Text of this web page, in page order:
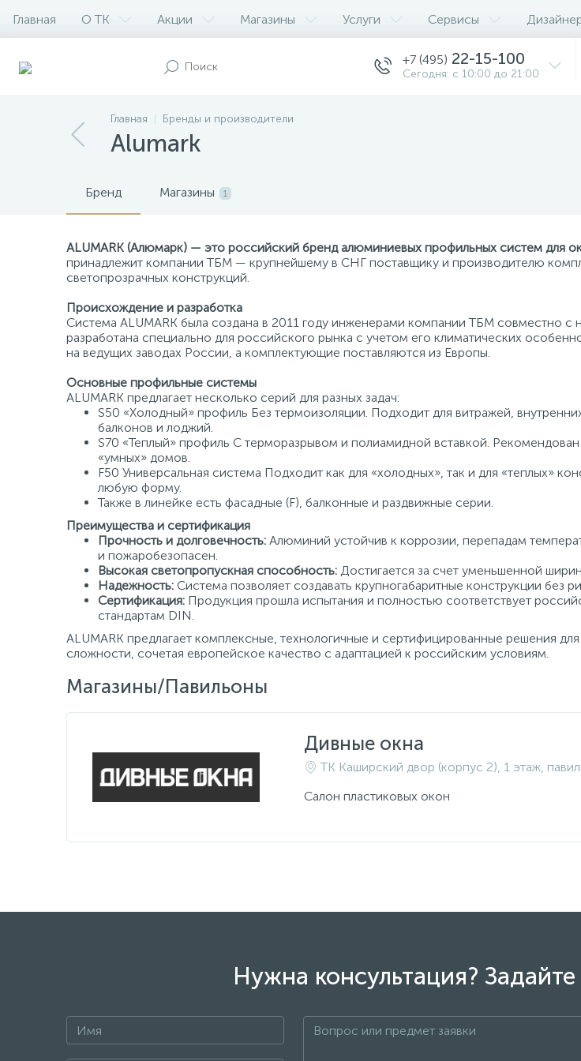
Главная О ТК Акции Магазины Услуги Сервисы
+7 (495) 22-15-100
Сегодня: с 10:00 до 21:00
Главная Бренды и производители
Alumark
Бренд Магазины 1
ALUMARK (Алюмарк) — это российский бренд алюминиевых профильных систем для
принадлежит компании ТБМ — крупнейшему в СНГ поставщику и производителю
светопрозрачных конструкций.
Происхождение и разработка
Система ALUMARK была создана в 2011 году инженерами компании ТБМ совместно с
разработана специально для российского рынка с учетом его климатических
на ведущих заводах России, а комплектующие поставляются из Европы.
Основные профильные системы
ALUMARK предлагает несколько серий для разных задач:
S50 «Холодный» профиль Без термоизоляции. Подходит для витражей,
балконов и лоджий.
S70 «Теплый» профиль С терморазрывом и полиамидной вставкой.
«умных» домов.
F50 Универсальная система Подходит как для «холодных», так и для «теплых»
любую форму.
Также в линейке есть фасадные (F), балконные и раздвижные серии.
Преимущества и сертификация
Прочность и долговечность: Алюминий устойчив к коррозии, перепадам
и пожаробезопасен.
Высокая светопропускная способность: Достигается за счет уменьшенной
Надежность: Система позволяет создавать крупногабаритные конструкции без
Сертификация: Продукция прошла испытания и полностью соответствует
стандартам DIN.
ALUMARK предлагает комплексные, технологичные и сертифицированные решения
сложности, сочетая европейское качество с адаптацией к российским условиям.
Магазины/Павильоны
Дивные окна
ТК Каширский двор (корпус 2), 1 этаж,
Салон пластиковых окон
Нужна консультация?